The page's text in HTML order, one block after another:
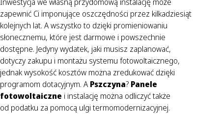
zapewnić Ci imponujące oszczędności przez kilkadziesiąt
kolejnych lat. A wszystko to dzięki promieniowaniu
słonecznemu, które jest darmowe i powszechnie
dostępne. Jedyny wydatek, jaki musisz zaplanować,
dotyczy zakupu i montażu systemu fotowoltaicznego,
jednak wysokość kosztów można zredukować dzięki
programom dotacyjnym. A Pszczyna? Panele
fotowoltaiczne i instalację można odliczyć także
od podatku za pomocą ulgi termomodernizacyjnej.